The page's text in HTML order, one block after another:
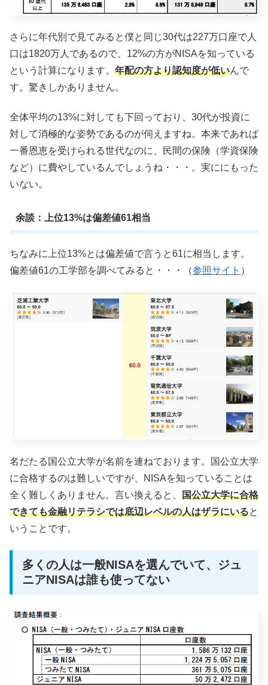
さらに年代別で見てみると僕と同じ30代は227万口座で人
口は1820万人であるので、12%の方がNISAを知っている
という計算になります。 年配の方より認知度が低いんで
す。驚きしかありません。
全体平均の13%に対しても下回っており、30代が投資に
対して消極的な姿勢であるのが伺えますね。本来であれば
一番恩恵を受けられる世代なのに、民間の保険（学資保険
など）に費やしているんでしょうね・・・。実ににもった
いない。
余談：上位13%は偏差値61相当
ちなみに上位13%とは偏差値で言うと61に相当します。
偏差値61の工学部を調べてみると・・・（参照サイト ）
名だたる国公立大学が名前を連ねております。国公立大学
に合格するのは難しいですが、NISAを知っていることは
全く難しくありません。言い換えると、 国公立大学に合格
できても金融リテラシでは底辺レベルの人はザラにいると
いうことです。
多くの人は一般NISAを選んでいて、ジュ
ニアNISAは誰も使ってない